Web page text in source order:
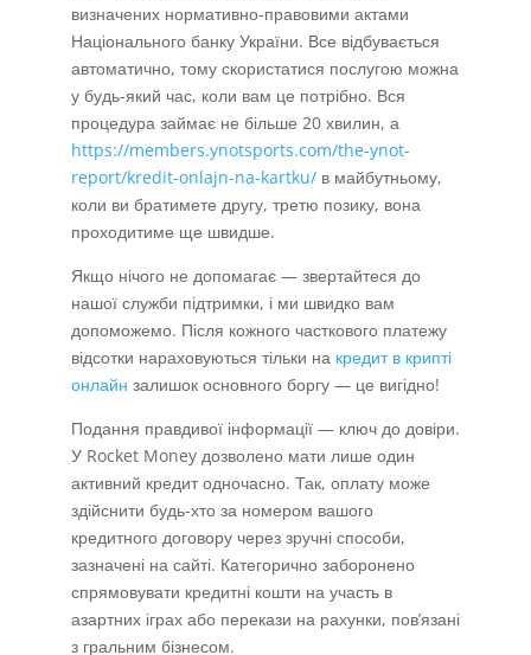
визначених нормативно-правовими актами
Національного банку України. Все відбувається
автоматично, тому скористатися послугою можна
у будь-який час, коли вам це потрібно. Вся
процедура займає не більше 20 хвилин, а
https://members.ynotsports.com/the-ynot-
report/kredit-onlajn-na-kartku/в майбутньому,
коли ви братимете другу, третю позику, вона
проходитиме ще швидше.
Якщо нічого не допомагає — звертайтеся до
нашої служби підтримки, і ми швидко вам
допоможемо. Після кожного часткового платежу
відсотки нараховуються тільки на кредит в крипті
онлайн залишок основного боргу — це вигідно!
Подання правдивої інформації — ключ до довіри.
У Rocket Money дозволено мати лише один
активний кредит одночасно. Так, оплату може
здійснити будь-хто за номером вашого
кредитного договору через зручні способи,
зазначені на сайті. Категорично заборонено
спрямовувати кредитні кошти на участь в
азартних іграх або перекази на рахунки, пов’язані
з гральним бізнесом.